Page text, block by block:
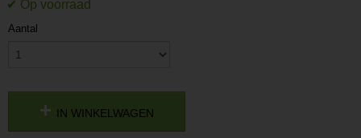
Aantal
IN WINKELWAGEN